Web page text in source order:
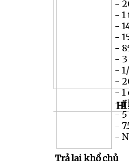
-
- 1
-
-
-
- 3
-
-
- 1
- 1
- 5
-
-
HÍ
Trả lại khổ chủ